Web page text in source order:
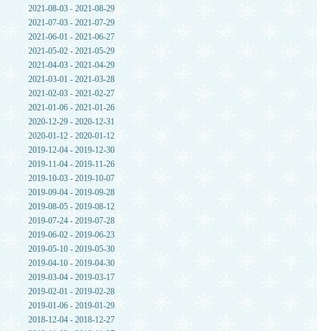
2021-08-03 - 2021-08-29
2021-07-03 - 2021-07-29
2021-06-01 - 2021-06-27
2021-05-02 - 2021-05-29
2021-04-03 - 2021-04-29
2021-03-01 - 2021-03-28
2021-02-03 - 2021-02-27
2021-01-06 - 2021-01-26
2020-12-29 - 2020-12-31
2020-01-12 - 2020-01-12
2019-12-04 - 2019-12-30
2019-11-04 - 2019-11-26
2019-10-03 - 2019-10-07
2019-09-04 - 2019-09-28
2019-08-05 - 2019-08-12
2019-07-24 - 2019-07-28
2019-06-02 - 2019-06-23
2019-05-10 - 2019-05-30
2019-04-10 - 2019-04-30
2019-03-04 - 2019-03-17
2019-02-01 - 2019-02-28
2019-01-06 - 2019-01-29
2018-12-04 - 2018-12-27